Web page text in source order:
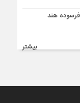
هند
بیشتر